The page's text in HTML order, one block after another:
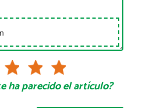
ha parecido el artículo?